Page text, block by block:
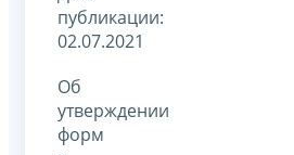
публикации:
02.07.2021
Об
утверждении
форм